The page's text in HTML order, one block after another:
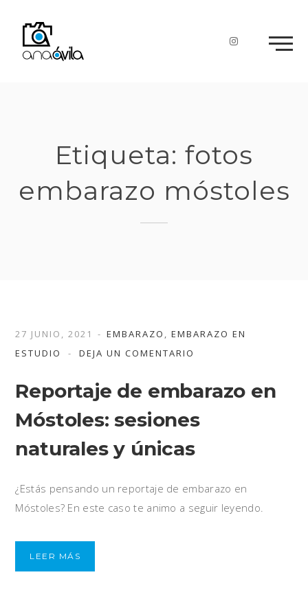
content
Etiqueta: fotos
embarazo móstoles
27 JUNIO, 2021 EMBARAZO ,EMBARAZO EN
ESTUDIO
DEJA UN COMENTARIO
Reportaje de embarazo en
Móstoles: sesiones
naturales y únicas
¿Estás pensando un reportaje de embarazo en
Móstoles? En este caso te animo a seguir leyendo.
LEER MÁS